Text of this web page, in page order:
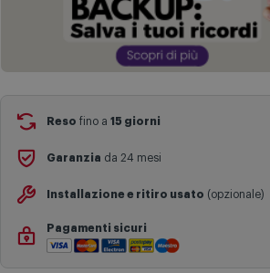
Reso fino a 15 giorni
Garanzia da 24 mesi
Installazione e ritiro usato (opzionale)
Pagamenti sicuri